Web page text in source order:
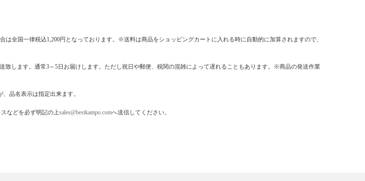
全国一律税込1,200円となっております。※送料は商品をショッピングカートに入れる時に自動的に加算されますので、
します。通常3～5日お届けします。ただし祝日や郵便、税関の混雑によって遅れることもあります。※商品の発送作業
品名表示は指定出来ます。
などを必ず明記の上sales@bestkampo.comへ送信してください。